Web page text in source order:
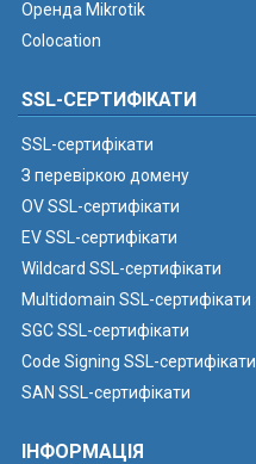
Оренда Mikrotik
Colocation
SSL-СЕРТИФІКАТИ
SSL-сертифікати
З перевіркою домену
OV SSL-сертифікати
EV SSL-сертифікати
Wildcard SSL-сертифікати
Multidomain SSL-сертифікати
SGC SSL-сертифікати
Code Signing SSL-сертифікати
SAN SSL-сертифікати
ІНФОРМАЦІЯ